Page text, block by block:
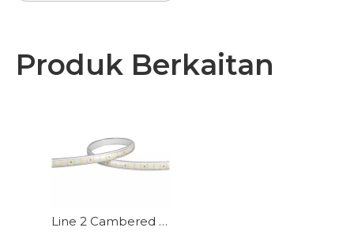
Produk Berkaitan
Line 2 Cambered Surface Leadless, Lembut dan Seragam Lampu, dengan Bantuan dan Hiasan Dua Fungsi Lampu Lampu Strip